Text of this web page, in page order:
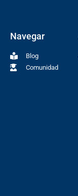
Navegar
Blog
Comunidad